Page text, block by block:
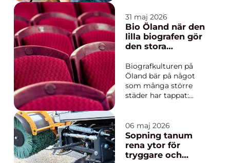
utsikten får pulsen att
gå ner och där
sällskapet får stå i
centrum. I Halmstad
och ett rikt fritidsliv
med restaurang...
31 maj 2026
Bio Öland när den
lilla biografen gör
den stora
Biografkulturen på
Öland bär på något
som många större
städer har tappat:
att se film, utan för
att dela en upplevelse
tillsammans. I små
salonger, ofta drivna
06 maj 2026
Sopning tanum
rena ytor för
tryggare och